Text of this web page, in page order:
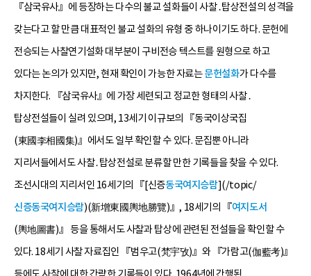
『삼국유사』에 등장하는 다수의 불교 설화들이 사찰․탑상전설의 성격을
갖는다고 할 만큼 대표적인 불교 설화의 유형 중 하나이기도 하다. 문헌에
전승되는 사찰연기설화 대부분이 구비전승 텍스트를 원형으로 하고
있다는 논의가 있지만, 현재 확인이 가능한 자료는문헌설화가 다수를
차지한다. 『삼국유사』에 가장 세련되고 정교한 형태의 사찰․
탑상전설들이 실려 있으며, 13세기 이규보의 『동국이상국집
(東國李相國集)』에서도 일부 확인할 수 있다. 문집뿐 아니라
지리서들에서도 사찰․탑상전설로 분류할 만한 기록들을 찾을 수 있다.
조선시대의 지리서인 16세기의 『[신증동국여지승람](/topic/
신증동국여지승람)(新增東國輿地勝覽)』, 18세기의 『여지도서
(輿地圖書)』 등을 통해서도 사찰과 탑상에 관련된 전설들을 확인할 수
있다. 18세기 사찰 자료집인 『범우고(梵宇攷)』와 『가람고(伽藍考)』